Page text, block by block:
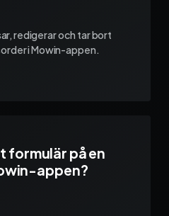
redigerar och tar bort
i Mowin-appen.
formulär på en
appen?